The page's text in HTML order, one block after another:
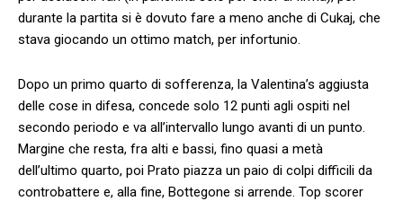
durante la partita si è dovuto fare a meno anche di Cukaj, che
stava giocando un ottimo match, per infortunio.
Dopo un primo quarto di sofferenza, la Valentina’s aggiusta
delle cose in difesa, concede solo 12 punti agli ospiti nel
secondo periodo e va all’intervallo lungo avanti di un punto.
Margine che resta, fra alti e bassi, fino quasi a metà
dell’ultimo quarto, poi Prato piazza un paio di colpi difficili da
controbattere e, alla fine, Bottegone si arrende. Top scorer